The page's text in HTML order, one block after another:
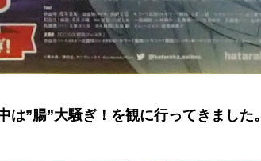
は”腸”大騒ぎ！を観に行ってきました。